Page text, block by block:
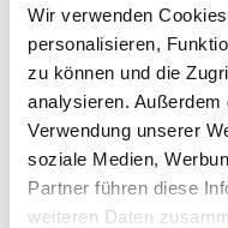
Wir verwenden
personalisieren,
zu können und die
analysieren.
Verwendung unserer
soziale Medien,
Partner führen diese
weiteren Daten
Dies